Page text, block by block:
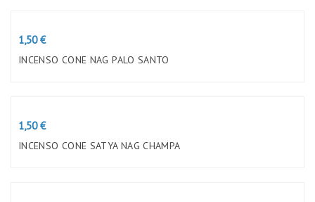
Preço
1,50 €
INCENSO CONE NAG PALO SANTO
Preço
1,50 €
INCENSO CONE SATYA NAG CHAMPA